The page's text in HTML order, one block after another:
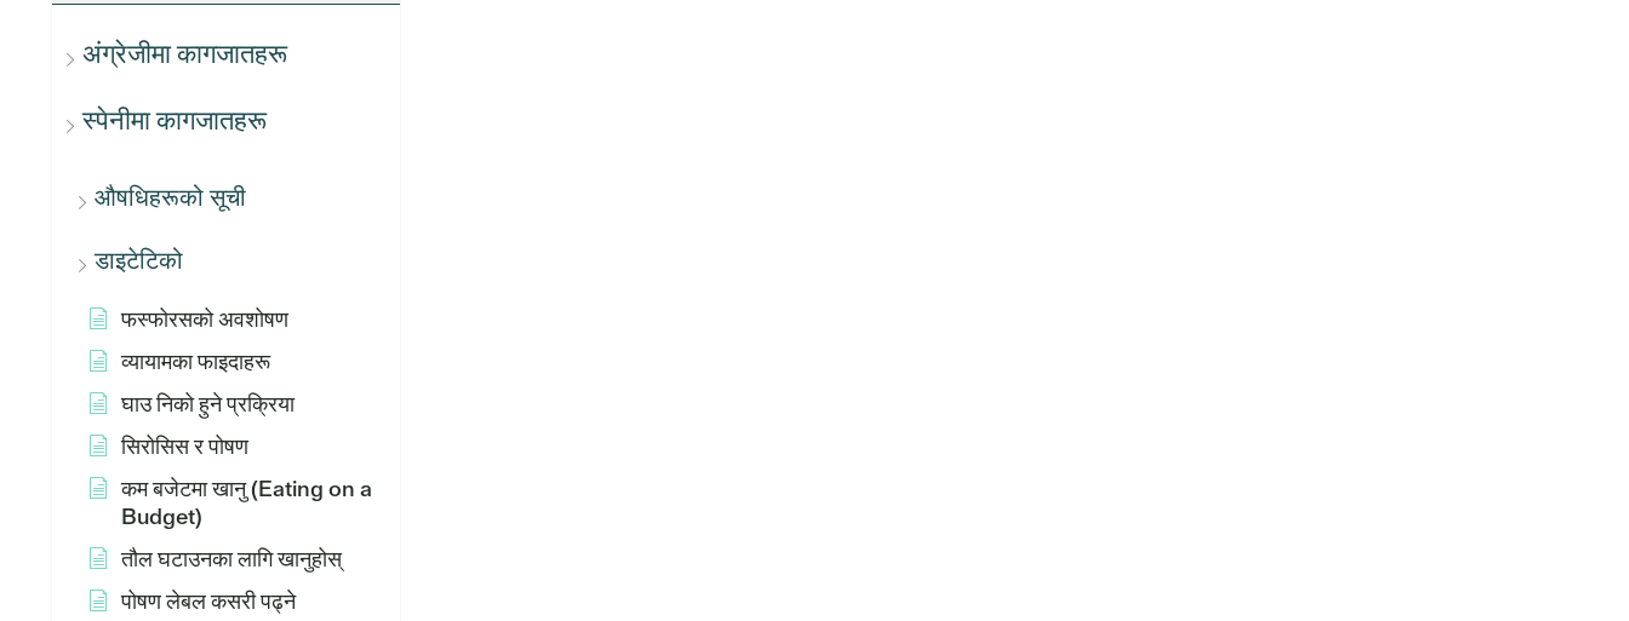
अंग्रेजीमा कागजातहरू
स्पेनीमा कागजातहरू
औषधिहरूको सूची
डाइटेटिको
फस्फोरसको अवशोषण
व्यायामका फाइदाहरू
घाउ निको हुने प्रक्रिया
सिरोसिस र पोषण
कम बजेटमा खानु (Eating on a
Budget)
तौल घटाउनका लागि खानुहोस्
पोषण लेबल कसरी पढ्ने